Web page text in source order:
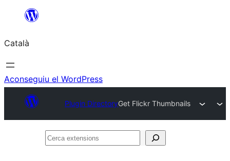
contingut
Català
Aconseguiu el WordPress
Plugin DirectoryGet Flickr Thumbnails
Cerca